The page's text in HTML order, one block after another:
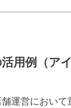
用例（アイ
運営におい